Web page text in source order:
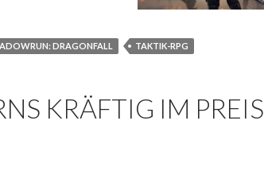
DRAGONFALL TAKTIK-RPG
KRÄFTIG IM PREIS